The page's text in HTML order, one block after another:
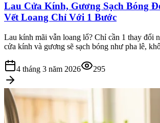
Lau Cửa Kính, Gương Sạch Bóng
Vết Loang Chỉ Với 1 Bước
Lau kính mãi vẫn loang lổ? Chỉ cần 1 thay đổi
cửa kính và gương sẽ sạch bóng như pha lê,
4 tháng 3 năm 2026 295